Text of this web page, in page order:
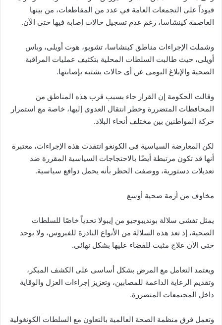
قيوداً على التجمعات العامة في عدد من المقاطعات، من بينها
العاصمة كينشاسا، رغم عدم تسجيل حالات إصابة فيها حتى الآن.
وشملت الإجراءات مناطق كينشاسا، تشوبو، هوت أويلى، وباس
أويلى، حيث طالبت السلطات المحلية بتكثيف عمليات المراقبة
الصحية والإبلاغ اليومى عن أى حالات يشتبه بإصابتها.
وقالت الحكومة إن القرار جاء بسبب قرب هذه المناطق من
المحافظات المتضررة وخطر انتقال العدوى إليها، خاصة مع استمرار
حركة المواطنين بين مختلف أنحاء البلاد.
لكن المعارضة السياسية فى الكونغو انتقدت هذه الإجراءات، معتبرة
أنها قد تكون مرتبطة أيضًا بالاحتجاجات السياسية المقررة ضد
تعديلات دستورية، ووصفت الحظر بأنه يحمل دوافع سياسية.
مخاوف من أزمة صحية أوسع
يمثل تفشى سلالة بونديبوجيو من إيبولا تحدياً خاصًا للسلطات
الصحية، إذ تعد هذه السلالة من الأنواع النادرة للفيروس، ولا يوجد
حتى الآن علاج مثبت للقضاء عليها بشكل نهائى.
ويعتمد التعامل مع المرض بشكل أساسى على الكشف المبكر،
وتقديم الرعاية الداعمة للمصابين، وتعزيز إجراءات العزل والوقاية
داخل المجتمعات المتضررة.
وتعمل فرق منظمة الصحة العالمية بالتعاون مع السلطات الكونغولية